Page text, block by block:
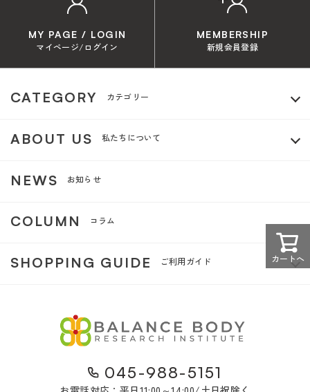
カートへ
MY PAGE / LOGIN
マイページ/ログイン
MEMBERSHIP
新規会員登録
CATEGORY カテゴリー
ABOUT US 私たちについて
NEWS お知らせ
COLUMN コラム
SHOPPING GUIDE ご利用ガイド
045-988-5151